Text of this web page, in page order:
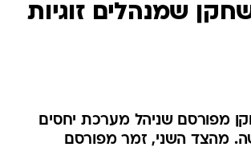
שמנהלים זוגיות
מפורסם שניהל מערכת יחסים
מהצד השני, זמר מפורסם